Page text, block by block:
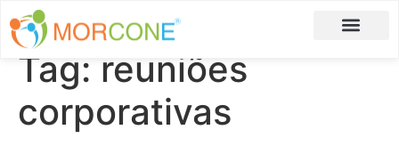
Tag: reuniões
corporativas